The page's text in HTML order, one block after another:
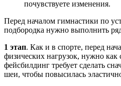
почувствуете изменения.
Перед началом гимнастики по
подбородка нужно выполнить
1 этап. Как и в спорте, перед
физических нагрузок, нужно как
фейсбилдинг требует сделать
шеи, чтобы повысилась